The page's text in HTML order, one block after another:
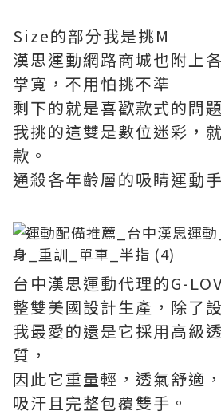
Size的部分我是挑M
漢思運動網路商城也附上
掌寬，不用怕挑不準
剩下的就是喜歡款式的問
我挑的這雙是數位迷彩，
款。
通殺各年齡層的吸睛運動
台中漢思運動代理的G-
整雙美國設計生產，除了
我最愛的還是它採用高級
質，
因此它重量輕，透氣舒適，
吸汗且完整包覆雙手。